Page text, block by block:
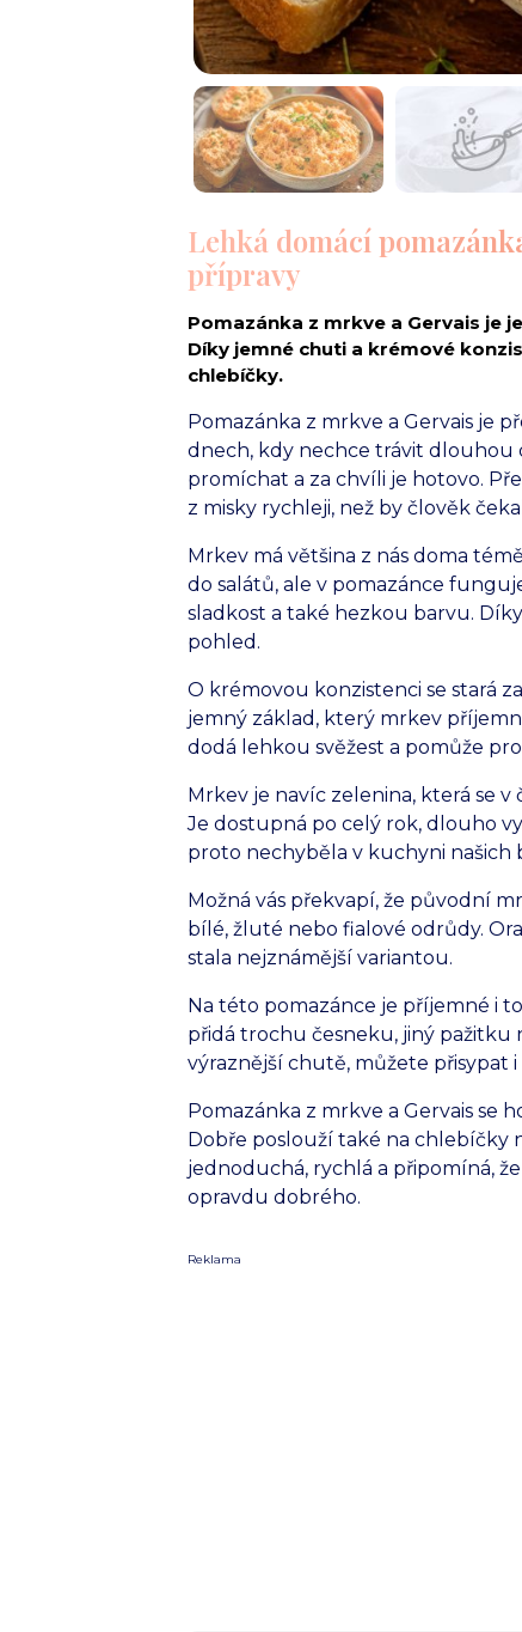
Lehká domácí
přípravy
Pomazánka z mrkve a Gervais je
Díky jemné chuti a krémové
chlebíčky.
Pomazánka z mrkve a Gervais je
dnech, kdy nechce trávit dlouhou
promíchat a za chvíli je hotovo.
z misky rychleji, než by člověk
Mrkev má většina z nás doma
do salátů, ale v pomazánce
sladkost a také hezkou barvu.
pohled.
O krémovou konzistenci se stará
jemný základ, který mrkev
dodá lehkou svěžest a pomůže
Mrkev je navíc zelenina, která se
Je dostupná po celý rok, dlouho
proto nechyběla v kuchyni našich
Možná vás překvapí, že původní
bílé, žluté nebo fialové odrůdy.
stala nejznámější variantou.
Na této pomazánce je příjemné i
přidá trochu česneku, jiný
výraznější chutě, můžete přisypat
Pomazánka z mrkve a Gervais se
Dobře poslouží také na chlebíčky
jednoduchá, rychlá a připomíná,
opravdu dobrého.
Reklama